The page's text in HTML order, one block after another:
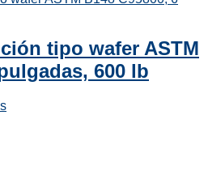
tipo wafer ASTM
600 lb